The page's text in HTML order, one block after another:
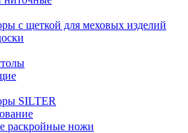
с щеткой для меховых изделий
SILTER
раскройные ножи